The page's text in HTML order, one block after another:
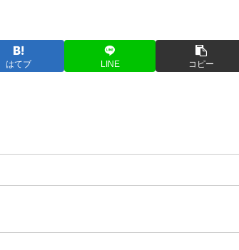
はてブ LINE コピー